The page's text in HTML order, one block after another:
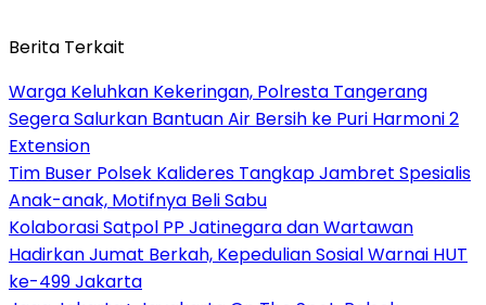
Berita Terkait
Warga Keluhkan Kekeringan, Polresta Tangerang
Segera Salurkan Bantuan Air Bersih ke Puri Harmoni 2
Extension
Tim Buser Polsek Kalideres Tangkap Jambret Spesialis
Anak-anak, Motifnya Beli Sabu
Kolaborasi Satpol PP Jatinegara dan Wartawan
Hadirkan Jumat Berkah, Kepedulian Sosial Warnai HUT
ke-499 Jakarta